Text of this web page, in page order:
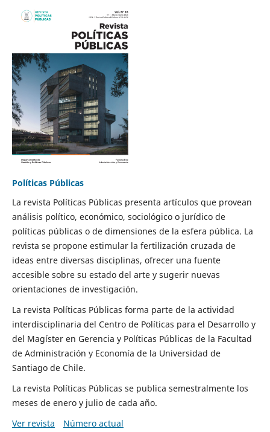
Políticas Públicas
La revista Políticas Públicas presenta artículos que provean
análisis político, económico, sociológico o jurídico de
políticas públicas o de dimensiones de la esfera pública. La
revista se propone estimular la fertilización cruzada de
ideas entre diversas disciplinas, ofrecer una fuente
accesible sobre su estado del arte y sugerir nuevas
orientaciones de investigación.
La revista Políticas Públicas forma parte de la actividad
interdisciplinaria del Centro de Políticas para el Desarrollo y
del Magíster en Gerencia y Políticas Públicas de la Facultad
de Administración y Economía de la Universidad de
Santiago de Chile.
La revista Políticas Públicas se publica semestralmente los
meses de enero y julio de cada año.
Ver revista
Número actual